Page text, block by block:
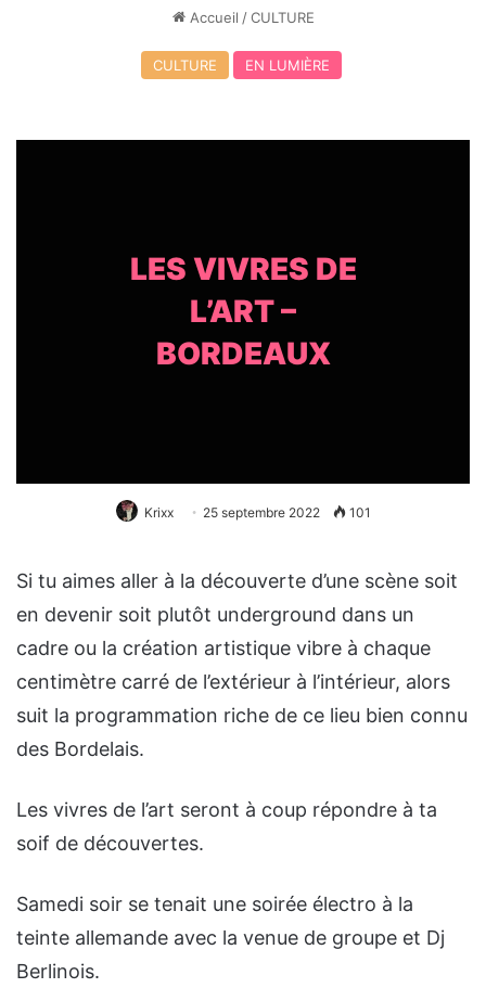
Accueil / CULTURE
CULTURE EN LUMIÈRE
LES VIVRES DE
L’ART –
BORDEAUX
Krixx 25 septembre 2022 101
Si tu aimes aller à la découverte d’une scène soit
en devenir soit plutôt underground dans un
cadre ou la création artistique vibre à chaque
centimètre carré de l’extérieur à l’intérieur, alors
suit la programmation riche de ce lieu bien connu
des Bordelais.
Les vivres de l’art seront à coup répondre à ta
soif de découvertes.
Samedi soir se tenait une soirée électro à la
teinte allemande avec la venue de groupe et Dj
Berlinois.